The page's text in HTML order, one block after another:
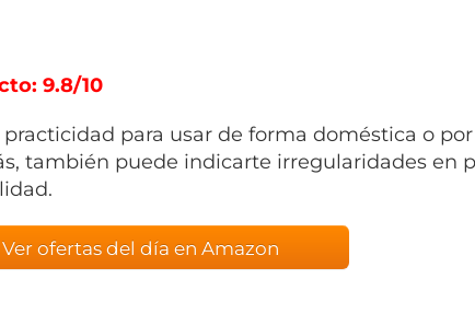
9.8/10
practicidad para usar de forma doméstica o
también puede indicarte irregularidades en
Ver ofertas del día en Amazon